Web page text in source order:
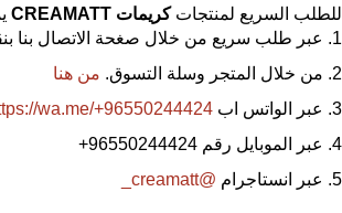
للطلب السريع لمنتجاتكريمات CREAMATT
عبر طلب سريع من خلال صغحة الاتصال بنا
من خلال المتجر وسلة التسوق. من هنا
عبر الواتس اب wa.me/+96550244424
عبر الموبايل رقم 96550244424
+
عبر انستاجرام @creamatt_